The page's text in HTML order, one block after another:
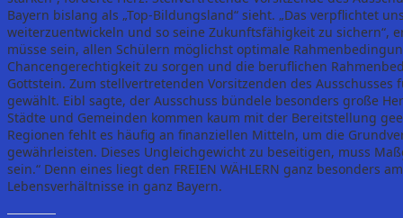
Bayern bislang als „Top-Bildungsland“ sieht. „Das verpflichtet
weiterzuentwickeln und so seine Zukunftsfähigkeit zu sichern“,
müsse sein, allen Schülern möglichst optimale
Chancengerechtigkeit zu sorgen und die beruflichen
Gottstein. Zum stellvertretenden Vorsitzenden des
gewählt. Eibl sagte, der Ausschuss bündele besonders große
Städte und Gemeinden kommen kaum mit der Bereitstellung
Regionen fehlt es häufig an finanziellen Mitteln, um die
gewährleisten. Dieses Ungleichgewicht zu beseitigen, muss
sein.“ Denn eines liegt den FREIEN WÄHLERN ganz besonders
Lebensverhältnisse in ganz Bayern.